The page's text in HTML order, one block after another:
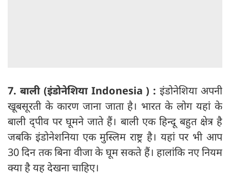
7. बाली (इंडोनेशिया Indonesia ) : इंडोनेशिया अपनी
खूबसूरती के कारण जाना जाता है। भारत के लोग यहां के
बाली द्पीव पर घूमने जाते हैं। बाली एक हिन्दू बहुत क्षेत्र है
जबकि इंडो‍नेशनिया एक मुस्लिम राष्ट्र है। यहां पर भी आप
30 दिन तक बिना वीजा के घूम सकते हैं। हालांकि नए नियम
क्या है यह देखना चाहिए।